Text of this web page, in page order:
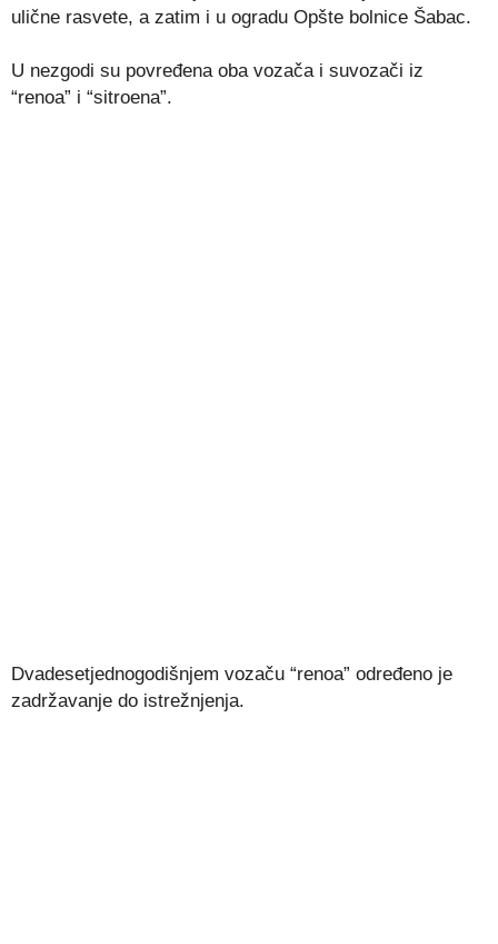
ulične rasvete, a zatim i u ogradu Opšte bolnice Šabac.
U nezgodi su povređena oba vozača i suvozači iz
“renoa” i “sitroena”.
Dvadesetjednogodišnjem vozaču “renoa” određeno je
zadržavanje do istrežnjenja.